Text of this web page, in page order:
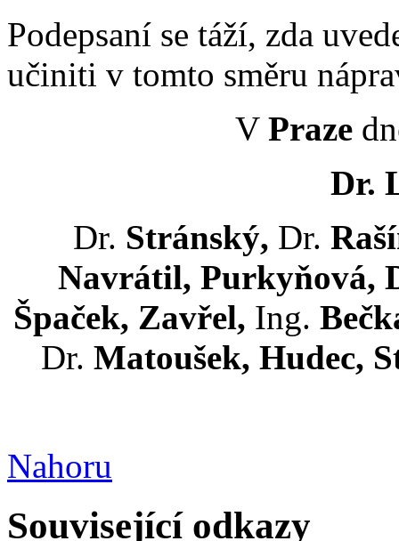
Podepsaní se táží, zda
učiniti v tomto směru
V Praze
Dr.
Dr. Stránský, Dr.
Navrátil, Purkyňová,
Špaček, Zavřel, Ing.
Dr. Matoušek, Hudec,
Nahoru
Související odkazy